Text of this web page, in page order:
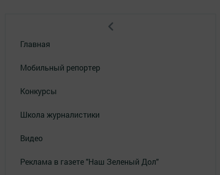
Главная
Мобильный репортер
Конкурсы
Школа журналистики
Видео
Реклама в газете "Наш Зеленый Дол"